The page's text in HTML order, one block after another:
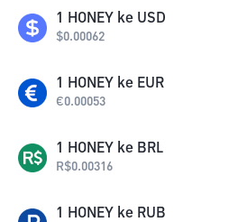
1 HONEY ke USD
$0.00062
1 HONEY ke EUR
€0.00053
1 HONEY ke BRL
R$0.00316
1 HONEY ke RUB